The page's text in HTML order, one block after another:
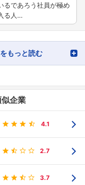
るであろう社員が極め
る人…
もっと読む
企業
4.1
2.7
3.7